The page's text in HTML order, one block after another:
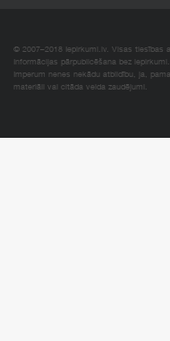
© 2007–2018 Iepirkumi.lv. Visas tiesības
Informācijas pārpublicēšana bez
Imperum nenes nekādu atbildību, ja,
materiāli vai citāda veida zaudējumi.